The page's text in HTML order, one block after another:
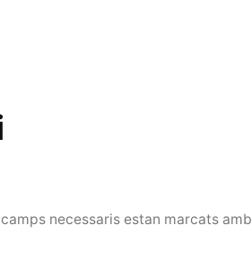
camps necessaris estan marcats amb